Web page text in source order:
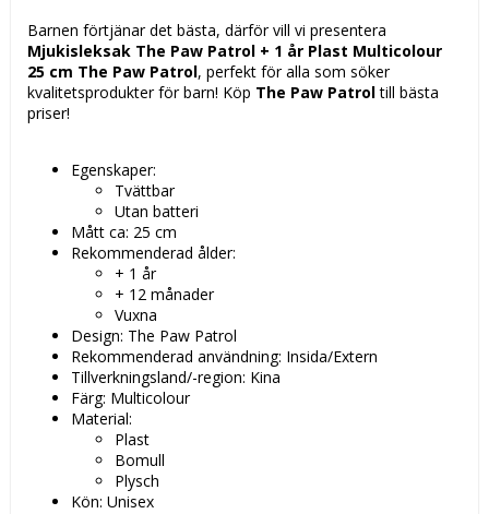
Barnen förtjänar det bästa, därför vill vi presentera
Mjukisleksak The Paw Patrol + 1 år Plast Multicolour
25 cm The Paw Patrol, perfekt för alla som söker
kvalitetsprodukter för barn! Köp The Paw Patroltill bästa
priser!
Egenskaper:
Tvättbar
Utan batteri
Mått ca: 25 cm
Rekommenderad ålder:
+ 1 år
+ 12 månader
Vuxna
Design: The Paw Patrol
Rekommenderad användning: Insida/Extern
Tillverkningsland/-region: Kina
Färg: Multicolour
Material:
Plast
Bomull
Plysch
Kön: Unisex